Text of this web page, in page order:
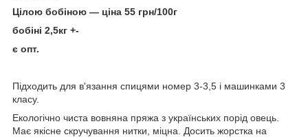
Цілою бобіною — ціна 55 грн/100г
бобіні 2,5кг +-
є опт.
Підходить для в'язання спицями номер 3-3,5 і машинками 3
класу.
Екологічно чиста вовняна пряжа з українських порід овець.
Має якісне скручування нитки, міцна. Досить жорстка на